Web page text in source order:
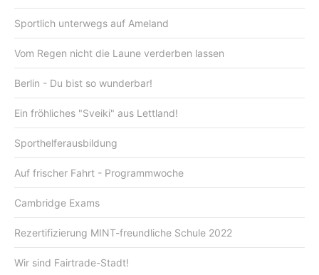
Sportlich unterwegs auf Ameland
Vom Regen nicht die Laune verderben lassen
Berlin - Du bist so wunderbar!
Ein fröhliches "Sveiki" aus Lettland!
Sporthelferausbildung
Auf frischer Fahrt - Programmwoche
Cambridge Exams
Rezertifizierung MINT-freundliche Schule 2022
Wir sind Fairtrade-Stadt!